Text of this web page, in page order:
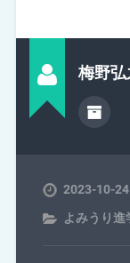
梅野弘
2023-10-24
よみうり進